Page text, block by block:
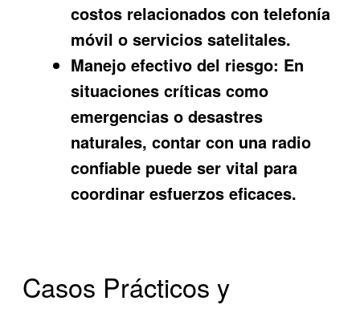
costos relacionados con telefonía
móvil o servicios satelitales.
Manejo efectivo del riesgo: En
situaciones críticas como
emergencias o desastres
naturales, contar con una radio
confiable puede ser vital para
coordinar esfuerzos eficaces.
Casos Prácticos y